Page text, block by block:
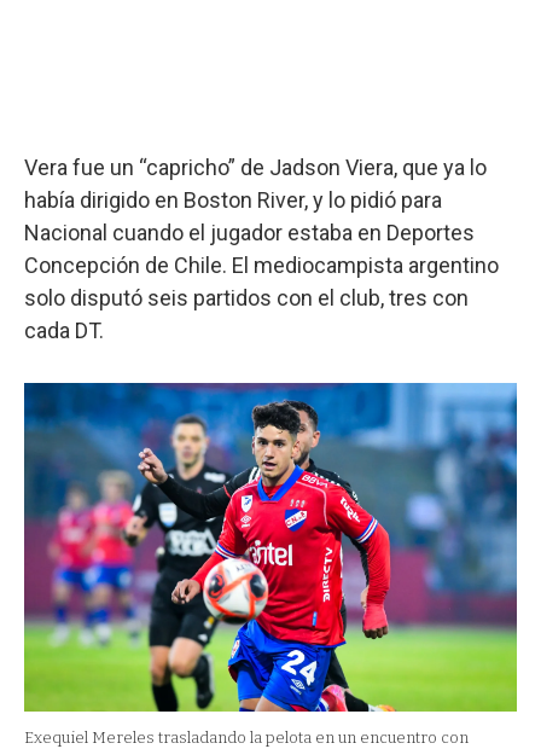
Vera fue un “capricho” de Jadson Viera, que ya lo
había dirigido en Boston River, y lo pidió para
Nacional cuando el jugador estaba en Deportes
Concepción de Chile. El mediocampista argentino
solo disputó seis partidos con el club, tres con
cada DT.
Exequiel Mereles trasladando la pelota en un encuentro con